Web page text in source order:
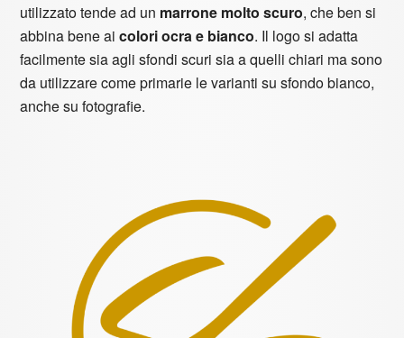
utilizzato tende ad un marrone molto scuro, che ben si
abbina bene aicolori ocra e bianco. Il logo si adatta
facilmente sia agli sfondi scuri sia a quelli chiari ma sono
da utilizzare come primarie le varianti su sfondo bianco,
anche su fotografie.